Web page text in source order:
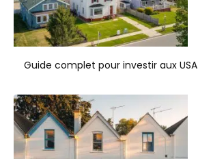
Guide complet pour investir aux USA